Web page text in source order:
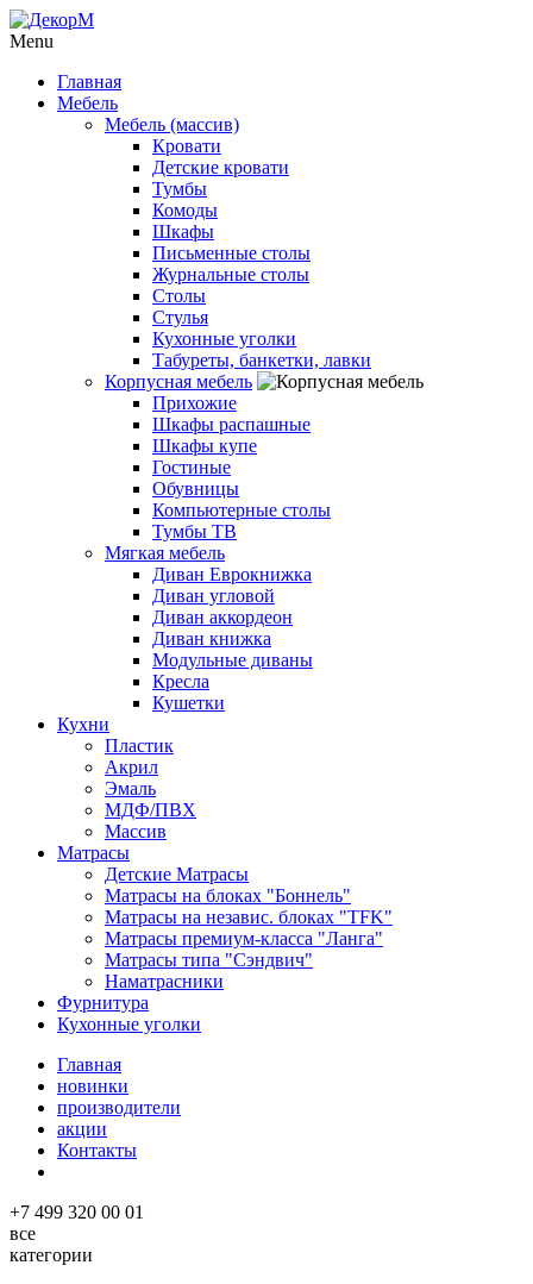
Menu
Главная
Мебель
Мебель (массив)
Кровати
Детские кровати
Тумбы
Комоды
Шкафы
Письменные столы
Журнальные столы
Столы
Стулья
Кухонные уголки
Табуреты, банкетки, лавки
Корпусная мебель
Прихожие
Шкафы распашные
Шкафы купе
Гостиные
Обувницы
Компьютерные столы
Тумбы ТВ
Мягкая мебель
Диван Еврокнижка
Диван угловой
Диван аккордеон
Диван книжка
Модульные диваны
Кресла
Кушетки
Кухни
Пластик
Акрил
Эмаль
МДФ/ПВХ
Массив
Матрасы
Детские Матрасы
Матрасы на блоках "Боннель"
Матрасы на независ. блоках "TFK"
Матрасы премиум-класса "Ланга"
Матрасы типа "Сэндвич"
Наматрасники
Фурнитура
Кухонные уголки
Главная
новинки
производители
акции
Контакты
+7 499 320 00 01
все
категории